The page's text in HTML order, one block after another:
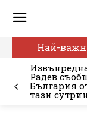
Най-
Радев
България
тази